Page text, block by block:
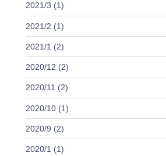
2021/3 (1)
2021/2 (1)
2021/1 (2)
2020/12 (2)
2020/11 (2)
2020/10 (1)
2020/9 (2)
2020/1 (1)